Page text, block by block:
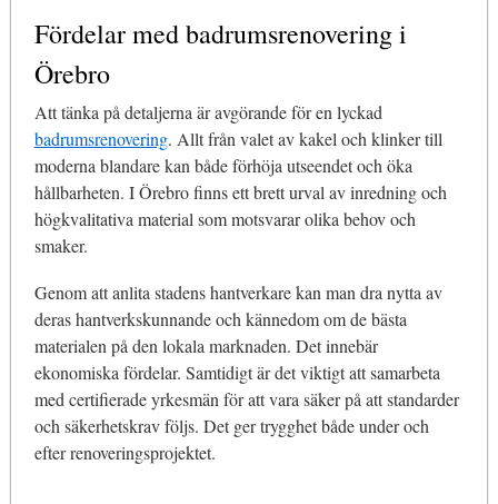
Fördelar med badrumsrenovering i
Örebro
Att tänka på detaljerna är avgörande för en lyckad
badrumsrenovering. Allt från valet av kakel och klinker till
moderna blandare kan både förhöja utseendet och öka
hållbarheten. I Örebro finns ett brett urval av inredning och
högkvalitativa material som motsvarar olika behov och
smaker.
Genom att anlita stadens hantverkare kan man dra nytta av
deras hantverkskunnande och kännedom om de bästa
materialen på den lokala marknaden. Det innebär
ekonomiska fördelar. Samtidigt är det viktigt att samarbeta
med certifierade yrkesmän för att vara säker på att standarder
och säkerhetskrav följs. Det ger trygghet både under och
efter renoveringsprojektet.